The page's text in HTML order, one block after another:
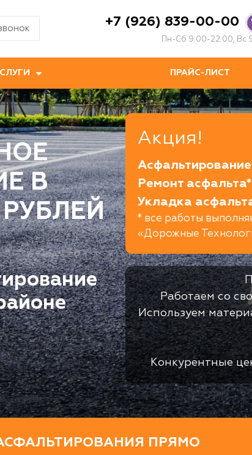
+7 (926) 839-00-00
Пн-Сб 9:00-22:00, Вс
ПРАЙС-ЛИСТ
В
Акция!
Ремонт
Укладка
* все работы
«Дорожные
Работаем со
Используем
Конкурентные
ПРЯМО